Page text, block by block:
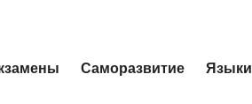
Саморазвитие Языки